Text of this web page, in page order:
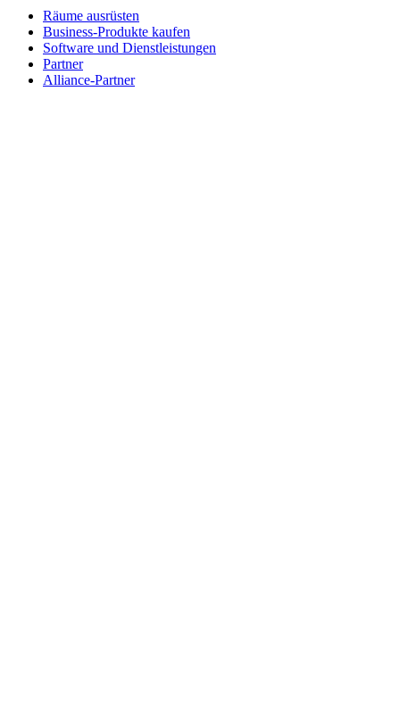
Räume ausrüsten
Business-Produkte kaufen
Software und Dienstleistungen
Partner
Alliance-Partner